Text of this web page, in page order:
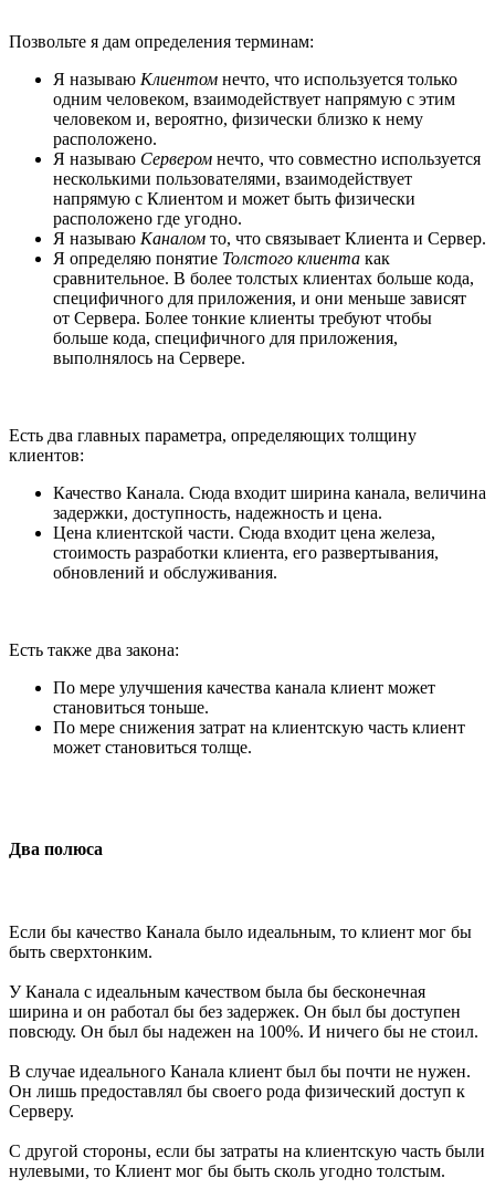
Позвольте я дам определения терминам:
Я называю Клиентом нечто, что используется только
одним человеком, взаимодействует напрямую с этим
человеком и, вероятно, физически близко к нему
расположено.
Я называю Сервером нечто, что совместно используется
несколькими пользователями, взаимодействует
напрямую с Клиентом и может быть физически
расположено где угодно.
Я называю Каналом то, что связывает Клиента и Сервер.
Я определяю понятие Толстого клиента как
сравнительное. В более толстых клиентах больше кода,
специфичного для приложения, и они меньше зависят
от Сервера. Более тонкие клиенты требуют чтобы
больше кода, специфичного для приложения,
выполнялось на Сервере.
Есть два главных параметра, определяющих толщину
клиентов:
Качество Канала. Сюда входит ширина канала, величина
задержки, доступность, надежность и цена.
Цена клиентской части. Сюда входит цена железа,
стоимость разработки клиента, его развертывания,
обновлений и обслуживания.
Есть также два закона:
По мере улучшения качества канала клиент может
становиться тоньше.
По мере снижения затрат на клиентскую часть клиент
может становиться толще.
Два полюса
Если бы качество Канала было идеальным, то клиент мог бы
быть сверхтонким.
У Канала с идеальным качеством была бы бесконечная
ширина и он работал бы без задержек. Он был бы доступен
повсюду. Он был бы надежен на 100%. И ничего бы не стоил.
В случае идеального Канала клиент был бы почти не нужен.
Он лишь предоставлял бы своего рода физический доступ к
Серверу.
С другой стороны, если бы затраты на клиентскую часть были
нулевыми, то Клиент мог бы быть сколь угодно толстым.